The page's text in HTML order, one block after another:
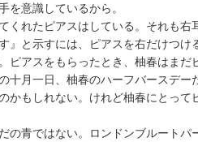
を意識しているから。
れたピアスはしている。それも右
』と示すには、ピアスを右だけつけ
ピアスをもらったとき、柚春はまだ
十月一日、柚春のハーフバースデー
かもしれない。けれど柚春にとっ
の青ではない。ロンドンブルートパ